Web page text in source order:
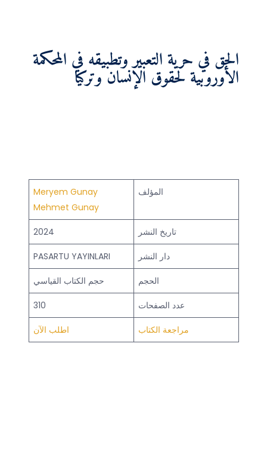
الحق في حرية التعبير وتطبيقه في المحكمة
الأوروبية لحقوق الإنسان وتركيا
المؤلف
Meryem Gunay
Mehmet Gunay
تاريخ النشر 2024
دار النشر PASARTU YAYINLARI
الحجم حجم الكتاب القياسي
عدد الصفحات 310
مراجعة الكتاب اطلب الآن